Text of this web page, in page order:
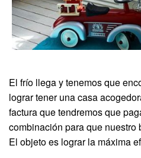
El frío llega y tenemos que
lograr tener una casa
factura que tendremos que
combinación para que nuestro
El objeto es lograr la máxima